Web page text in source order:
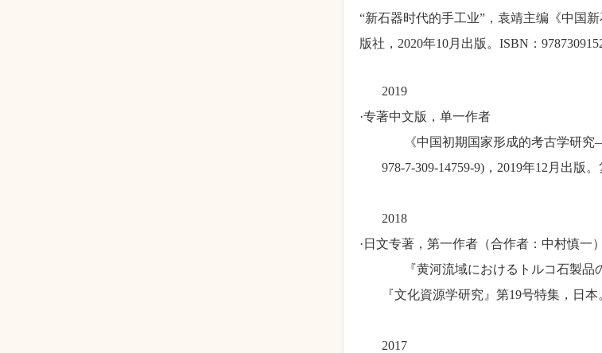
“新石器时代的手工业”，袁靖主编《中国
版社，2020年10月出版。ISBN：
2019
·专著中文版，单一作者
《中国初期国家形成的考古学研
978-7-309-14759-9) ， 2019年12 月出版。
2018
·日文专著，第一作者（合作者：中村慎一）
『黄河流域におけるトルコ石製品
『文化資源学研究』第19号特集，日本
2017